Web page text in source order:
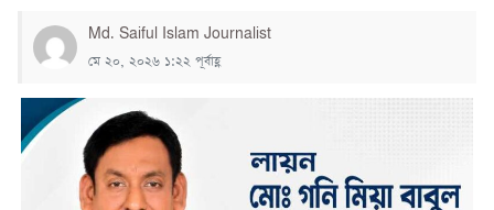
Md. Saiful Islam Journalist
মে ২০, ২০২৬ ১:২২ পূর্বাহ্ণ